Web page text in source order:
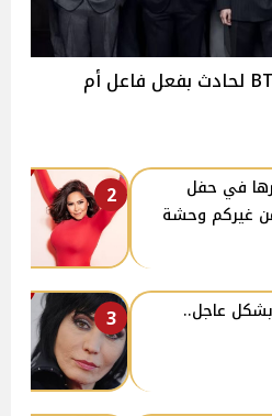
هل تعرض بطل فرقة BTS لحادث بفعل فاعل أم
2
في حفل
غيركم وحشة
3
عاجل..